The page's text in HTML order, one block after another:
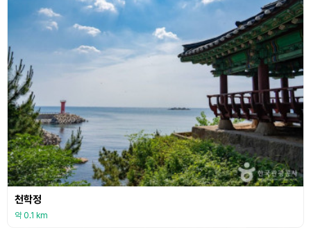
천학정
약 0.1 km